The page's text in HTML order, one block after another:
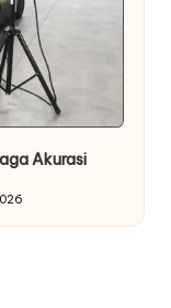
Akurasi